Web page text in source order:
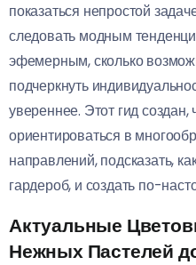
показаться непростой
следовать модным
эфемерным, сколько
подчеркнуть
увереннее. Этот гид
ориентироваться в
направлений, подсказать,
гардероб, и создать по-
Актуальные
Нежных Пастелей